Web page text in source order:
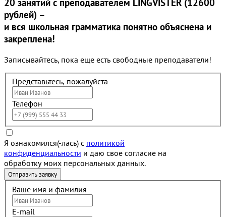
20 занятий с преподавателем LINGVISTER (12600
рублей) –
и вся школьная грамматика понятно объяснена и
закреплена!
Записывайтесь, пока еще есть свободные преподаватели!
Представьтесь, пожалуйста
Телефон
Я ознакомился(-лась) с политикой
конфиденциальности и даю свое согласие на
обработку моих персональных данных.
Ваше имя и фамилия
E-mail